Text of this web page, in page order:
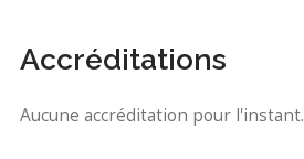
Accréditations
Aucune accréditation pour l'instant.